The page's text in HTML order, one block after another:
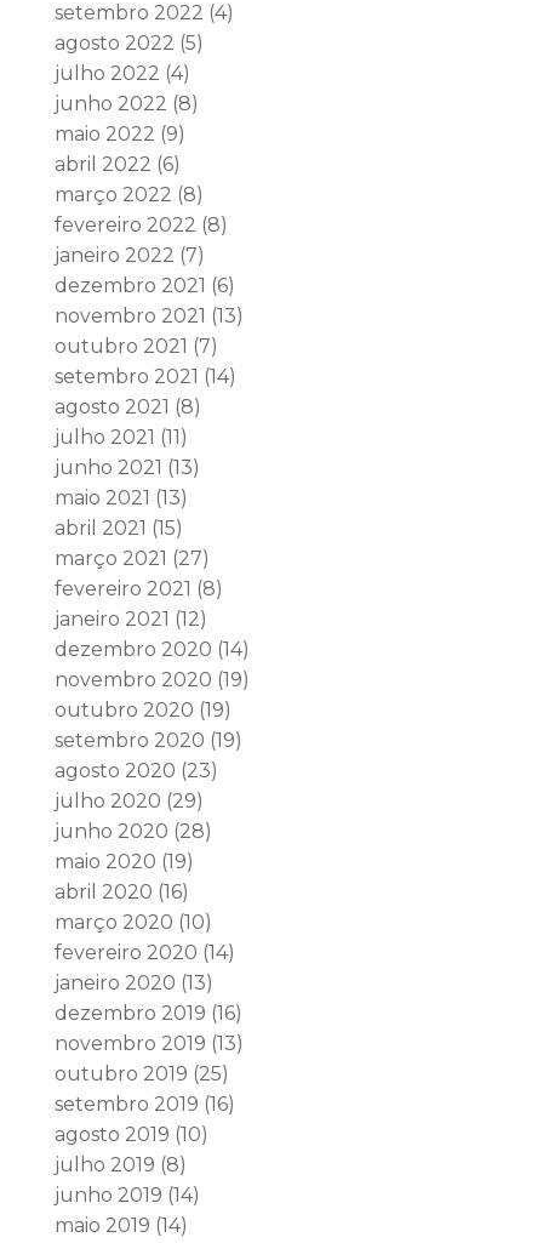
setembro 2022 (4)
agosto 2022 (5)
julho 2022 (4)
junho 2022 (8)
maio 2022 (9)
abril 2022 (6)
março 2022 (8)
fevereiro 2022 (8)
janeiro 2022 (7)
dezembro 2021 (6)
novembro 2021 (13)
outubro 2021 (7)
setembro 2021 (14)
agosto 2021 (8)
julho 2021 (11)
junho 2021 (13)
maio 2021 (13)
abril 2021 (15)
março 2021 (27)
fevereiro 2021 (8)
janeiro 2021 (12)
dezembro 2020 (14)
novembro 2020 (19)
outubro 2020 (19)
setembro 2020 (19)
agosto 2020 (23)
julho 2020 (29)
junho 2020 (28)
maio 2020 (19)
abril 2020 (16)
março 2020 (10)
fevereiro 2020 (14)
janeiro 2020 (13)
dezembro 2019 (16)
novembro 2019 (13)
outubro 2019 (25)
setembro 2019 (16)
agosto 2019 (10)
julho 2019 (8)
junho 2019 (14)
maio 2019 (14)